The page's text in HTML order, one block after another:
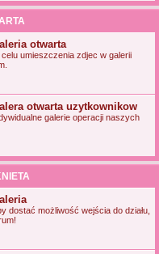
otwarta
celu umieszczenia zdjec w galerii
otwarta uzytkownikow
galerie operacji naszych
dostać możliwość wejścia do działu,